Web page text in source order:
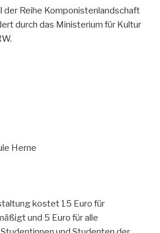
der Reihe Komponistenlandschaft
durch das Ministerium für Kultur
Herne
kostet 15 Euro für
und 5 Euro für alle